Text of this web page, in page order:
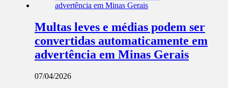
Multas leves e médias podem ser
convertidas automaticamente em
advertência em Minas Gerais
07/04/2026